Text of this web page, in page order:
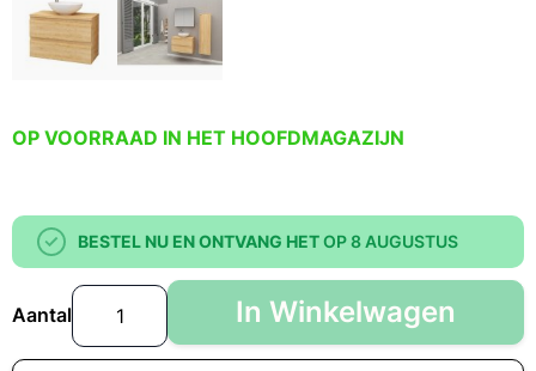
OP VOORRAAD IN HET HOOFDMAGAZIJN
BESTEL NU EN ONTVANG HETOP 8 AUGUSTUS
Aantal In Winkelwagen